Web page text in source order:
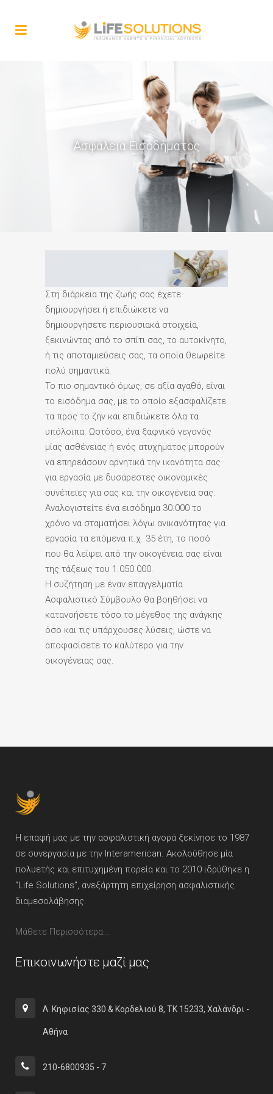
Ασφάλεια Εισοδήματος
Στη διάρκεια της ζωής σας έχετε
δημιουργήσει ή επιδιώκετε να
δημιουργήσετε περιουσιακά στοιχεία,
ξεκινώντας από το σπίτι σας, το αυτοκίνητο,
ή τις αποταμιεύσεις σας, τα οποία θεωρείτε
πολύ σημαντικά.
Το πιο σημαντικό όμως, σε αξία αγαθό, είναι
το εισόδημα σας, με το οποίο εξασφαλίζετε
τα προς το ζην και επιδιώκετε όλα τα
υπόλοιπα. Ωστόσο, ένα ξαφνικό γεγονός
μίας ασθένειας ή ενός ατυχήματος μπορούν
να επηρεάσουν αρνητικά την ικανότητα σας
για εργασία με δυσάρεστες οικονομικές
συνέπειες για σας και την οικογένεια σας.
Αναλογιστείτε ένα εισόδημα 30.000 το
χρόνο να σταματήσει λόγω ανικανότητας για
εργασία τα επόμενα π.χ. 35 έτη, το ποσό
που θα λείψει από την οικογένεια σας είναι
της τάξεως του 1.050.000.
Η συζήτηση με έναν επαγγελματία
Ασφαλιστικό Σύμβουλο θα βοηθήσει να
κατανοήσετε τόσο το μέγεθος της ανάγκης
όσο και τις υπάρχουσες λύσεις, ώστε να
αποφασίσετε το καλύτερο για την
οικογένειας σας.
Η επαφή μας με την ασφαλιστική αγορά ξεκίνησε το 1987
σε συνεργασία με την Interamerican. Ακολούθησε μία
πολυετής και επιτυχημένη πορεία και το 2010 ιδρύθηκε η
“Life Solutions”, ανεξάρτητη επιχείρηση ασφαλιστικής
διαμεσολάβησης.
Μάθετε Περισσότερα...
Επικοινωνήστε μαζί μας
Λ. Κηφισίας 330 & Κορδελιού 8, ΤΚ 15233, Χαλάνδρι -
Αθήνα
210-6800935 - 7